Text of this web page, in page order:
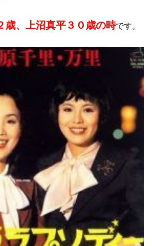
歳、上沼真平３０歳の時です。